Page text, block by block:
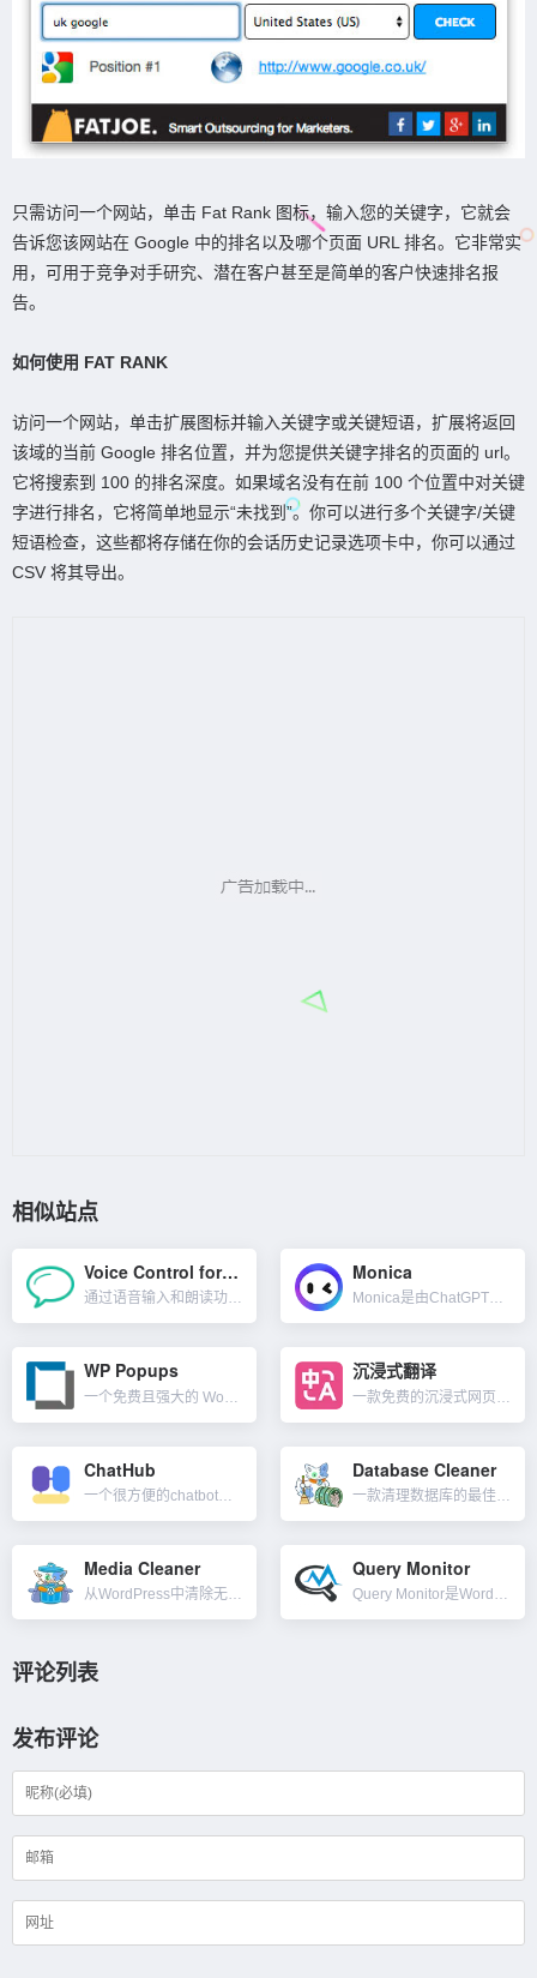
只需访问一个网站，单击 Fat Rank 图标，输入您的关键字，它就会
告诉您该网站在 Google 中的排名以及哪个页面 URL 排名。它非常实
用，可用于竞争对手研究、潜在客户甚至是简单的客户快速排名报
告。
如何使用 FAT RANK
访问一个网站，单击扩展图标并输入关键字或关键短语，扩展将返回
该域的当前 Google 排名位置，并为您提供关键字排名的页面的 url。
它将搜索到 100 的排名深度。如果域名没有在前 100 个位置中对关键
字进行排名，它将简单地显示“未找到”。你可以进行多个关键字/关键
短语检查，这些都将存储在你的会话历史记录选项卡中，你可以通过
CSV 将其导出。
相似站点
Voice Control for ChatGPT
通过语音输入和朗读功能增强你的ChatGPT体验。借助Voice Control浏览器扩展插件，你可以轻松地与GPT进行语音对话。简单讲就是你可以输入语音让ChatGPT回答你的内容，而不只是输入文本...
Monica
Monica是由ChatGPT提供动力的AI助手，一款Chrome与Edge浏览器扩展程序。可以与Monica随时随地聊天、文本写作，帮助你轻松创建文案。支持GPT-4与文本生图，不过需要月付费。Mo...
WP Popups 沉浸式翻译
ChatHub Database Cleaner
Media Cleaner
从WordPress中清除无用文件和媒体库中未使用的条目（图像、PDF 和其他文件）。这款媒体清理器可以大大缩减网站媒体库的大小，如果使用免费版，你要注意出现的误报结果，而专业版会更准确，但你仍然需要...
Query Monitor
Query Monitor是WordPress的开发者工具面板插件。它支持调试数据库查询、PHP 错误、主题模板文件、块编辑器、脚本和样式表、HTTP API 调用等。它包括一些高级功能，例如 Aja...
评论列表
发布评论